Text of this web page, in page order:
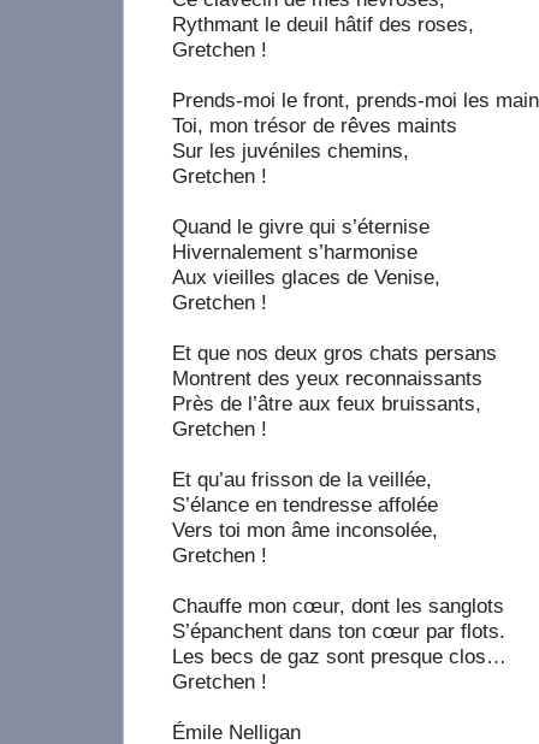
Rythmant le deuil hâtif des roses,
Gretchen !
Prends-moi le front, prends-moi les
Toi, mon trésor de rêves maints
Sur les juvéniles chemins,
Gretchen !
Quand le givre qui s’éternise
Hivernalement s’harmonise
Aux vieilles glaces de Venise,
Gretchen !
Et que nos deux gros chats persans
Montrent des yeux reconnaissants
Près de l’âtre aux feux bruissants,
Gretchen !
Et qu’au frisson de la veillée,
S’élance en tendresse affolée
Vers toi mon âme inconsolée,
Gretchen !
Chauffe mon cœur, dont les sanglots
S’épanchent dans ton cœur par flots.
Les becs de gaz sont presque clos…
Gretchen !
Émile Nelligan